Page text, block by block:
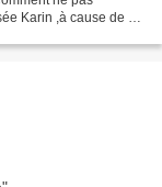
Karin ,à cause de sa